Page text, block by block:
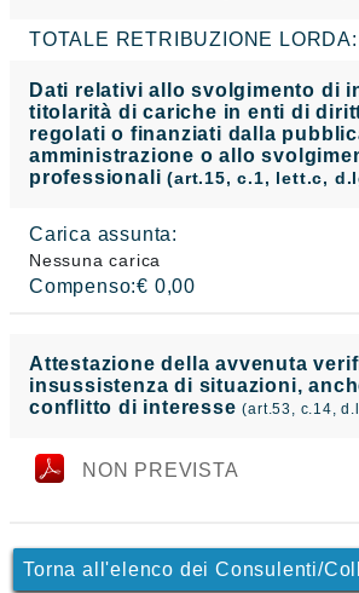
TOTALE RETRIBUZIONE LORDA:
Dati relativi allo svolgimento di
titolarità di cariche in enti di
regolati o finanziati dalla
amministrazione o allo
professionali(art.15, c.1, lett.c,
Carica assunta:
Nessuna carica
Compenso:€ 0,00
Attestazione della avvenuta
insussistenza di situazioni,
conflitto di interesse(art.53, c.14,
NON PREVISTA
Torna all'elenco dei Consulenti/